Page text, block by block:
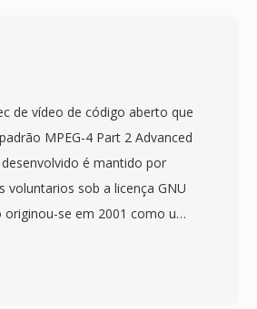
de vídeo de código aberto que
MPEG-4 Part 2 Advanced
é mantido por
voluntarios sob a licença GNU
originou-se em 2001 como um
OpenDivX depois que a